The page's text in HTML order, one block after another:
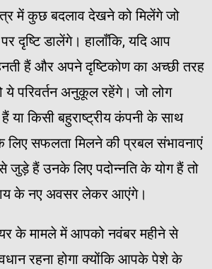
में कुछ बदलाव देखने को मिलेंगे जो
दृष्टि डालेंगे। हालाँकि, यदि आप
हैं और अपने दृष्टिकोण का अच्छी तरह
परिवर्तन अनुकूल रहेंगे। जो लोग
हैं या किसी बहुराष्ट्रीय कंपनी के साथ
सफलता मिलने की प्रबल संभावनाएं
जुड़े हैं उनके लिए पदोन्नति के योग हैं तो
के नए अवसर लेकर आएंगे।
के मामले में आपको नवंबर महीने से
रहना होगा क्योंकि आपके पेशे के